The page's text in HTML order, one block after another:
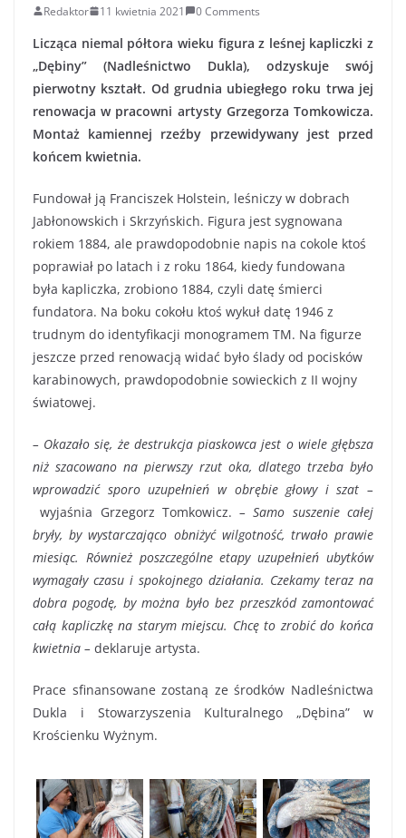
Redaktor 11 kwietnia 2021 0 Comments
Licząca niemal półtora wieku figura z leśnej kapliczki z
„Dębiny” (Nadleśnictwo Dukla), odzyskuje swój
pierwotny kształt. Od grudnia ubiegłego roku trwa jej
renowacja w pracowni artysty Grzegorza Tomkowicza.
Montaż kamiennej rzeźby przewidywany jest przed
końcem kwietnia.
Fundował ją Franciszek Holstein, leśniczy w dobrach
Jabłonowskich i Skrzyńskich. Figura jest sygnowana
rokiem 1884, ale prawdopodobnie napis na cokole ktoś
poprawiał po latach i z roku 1864, kiedy fundowana
była kapliczka, zrobiono 1884, czyli datę śmierci
fundatora. Na boku cokołu ktoś wykuł datę 1946 z
trudnym do identyfikacji monogramem TM. Na figurze
jeszcze przed renowacją widać było ślady od pocisków
karabinowych, prawdopodobnie sowieckich z II wojny
światowej.
– Okazało się, że destrukcja piaskowca jest o wiele głębsza
niż szacowano na pierwszy rzut oka, dlatego trzeba było
wprowadzić sporo uzupełnień w obrębie głowy i szat –
wyjaśnia Grzegorz Tomkowicz.– Samo suszenie całej
bryły, by wystarczająco obniżyć wilgotność, trwało prawie
miesiąc. Również poszczególne etapy uzupełnień ubytków
wymagały czasu i spokojnego działania. Czekamy teraz na
dobra pogodę, by można było bez przeszkód zamontować
całą kapliczkę na starym miejscu. Chcę to zrobić do końca
kwietnia – deklaruje artysta.
Prace sfinansowane zostaną ze środków Nadleśnictwa
Dukla i Stowarzyszenia Kulturalnego „Dębina” w
Krościenku Wyżnym.